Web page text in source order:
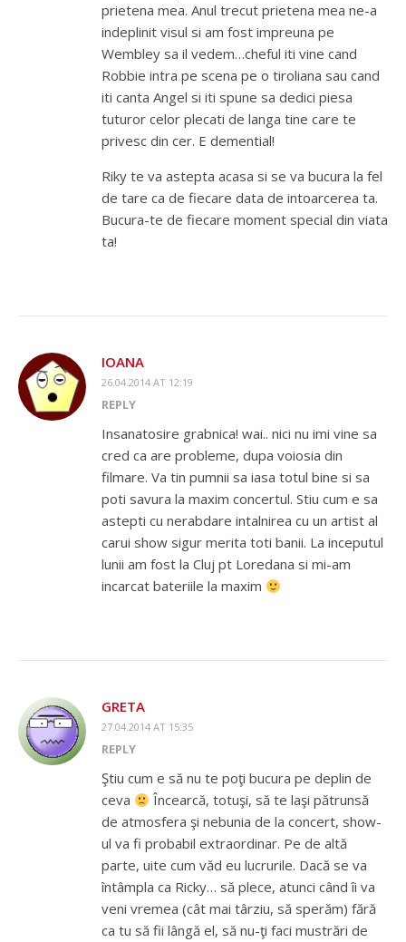
prietena mea. Anul trecut prietena mea ne-a
indeplinit visul si am fost impreuna pe
Wembley sa il vedem…cheful iti vine cand
Robbie intra pe scena pe o tiroliana sau cand
iti canta Angel si iti spune sa dedici piesa
tuturor celor plecati de langa tine care te
privesc din cer. E demential!
Riky te va astepta acasa si se va bucura la fel
de tare ca de fiecare data de intoarcerea ta.
Bucura-te de fiecare moment special din viata
ta!
IOANA
26.04.2014 AT 12:19
REPLY
Insanatosire grabnica! wai.. nici nu imi vine sa
cred ca are probleme, dupa voiosia din
filmare. Va tin pumnii sa iasa totul bine si sa
poti savura la maxim concertul. Stiu cum e sa
astepti cu nerabdare intalnirea cu un artist al
carui show sigur merita toti banii. La inceputul
lunii am fost la Cluj pt Loredana si mi-am
incarcat bateriile la maxim
GRETA
27.04.2014 AT 15:35
REPLY
Ştiu cum e să nu te poţi bucura pe deplin de
ceva
Încearcă, totuşi, să te laşi pătrunsă
de atmosfera şi nebunia de la concert, show-
ul va fi probabil extraordinar. Pe de altă
parte, uite cum văd eu lucrurile. Dacă se va
întâmpla ca Ricky… să plece, atunci când îi va
veni vremea (cât mai târziu, să sperăm) fără
ca tu să fii lângă el, să nu-ţi faci mustrări de